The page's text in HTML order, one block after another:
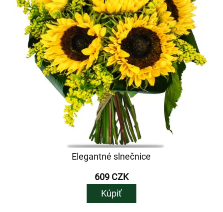
Elegantné slnečnice
609 CZK
Kúpiť